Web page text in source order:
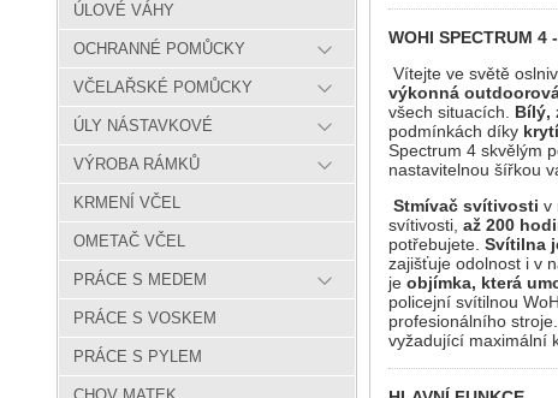
ÚLOVÉ VÁHY
OCHRANNÉ POMŮCKY
VČELAŘSKÉ POMŮCKY
ÚLY NÁSTAVKOVÉ
VÝROBA RÁMKŮ
KRMENÍ VČEL
OMETAČ VČEL
PRÁCE S MEDEM
PRÁCE S VOSKEM
PRÁCE S PYLEM
WOHI SPECTRUM 4
Vítejte ve světě
výkonná
všech situacích. Bílý,
podmínkách díky
Spectrum 4 skvělým
nastavitelnou šířkou
Stmívač svítivosti v
svítivosti, až 200
potřebujete. Svítilna
zajišťuje odolnost i v
je objímka, která
policejní svítilnou
profesionálního
vyžadující maximální